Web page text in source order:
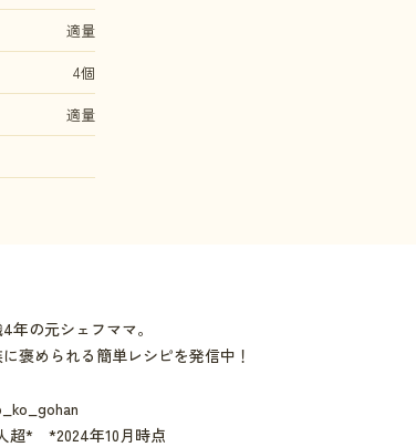
適量
4個
適量
年の元シェフママ。
褒められる簡単レシピを発信中！
超* *2024年10月時点